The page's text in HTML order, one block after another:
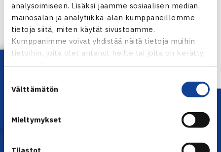
analysoimiseen. Lisäksi jaamme sosiaalisen median,
mainosalan ja analytiikka-alan kumppaneillemme
tietoja siitä, miten käytät sivustoamme.
Kumppanimme voivat yhdistää näitä tietoja muihin
tietoihin, joita olet antanut heille tai joita on kerätty,
kun olet käyttänyt heidän palvelujaan.
valinta
Välttämätön
Mieltymykset
← Edellinen
Lataa OmaTennis!